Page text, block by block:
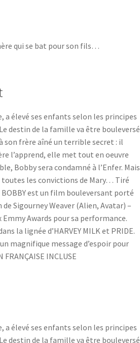
qui se bat pour son fils…
élevé ses enfants selon les principes
destin de la famille va être bouleversé
son frère aîné un terrible secret : il
l’apprend, elle met tout en oeuvre
Bobby sera condamné à l’Enfer. Mais
les convictions de Mary… Tiré
BOBBY est un film bouleversant porté
Sigourney Weaver (Alien, Avatar) –
Awards pour sa performance.
la lignée d’HARVEY MILK et PRIDE.
magnifique message d’espoir pour
INCLUSE
élevé ses enfants selon les principes
destin de la famille va être bouleversé